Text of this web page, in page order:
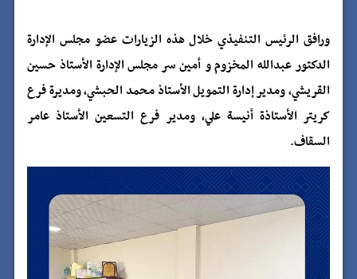
ورافق الرئيس التنفيذي خلال هذه الزيارات عضو مجلس الإدارة
الدكتور عبدالله المخزوم و أمين سر مجلس الإدارة الأستاذ حسين
القريشي، ومدير إدارة التمويل الأستاذ محمد الحبشي، ومديرة فرع
كريتر الأستاذة أنيسة علي، ومدير فرع التسعين الأستاذ عامر
السقاف.